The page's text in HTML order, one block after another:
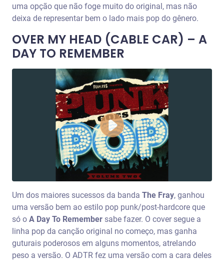
uma opção que não foge muito do original, mas não
deixa de representar bem o lado mais pop do gênero.
OVER MY HEAD (CABLE CAR) – A
DAY TO REMEMBER
Um dos maiores sucessos da banda The Fray, ganhou
uma versão bem ao estilo pop punk/post-hardcore que
só o A Day To Remember sabe fazer. O cover segue a
linha pop da canção original no começo, mas ganha
guturais poderosos em alguns momentos, atrelando
peso a versão. O ADTR fez uma versão com a cara deles